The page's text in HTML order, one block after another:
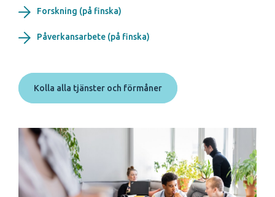
Forskning (på finska)
Påverkansarbete (på finska)
Kolla alla tjänster och förmåner